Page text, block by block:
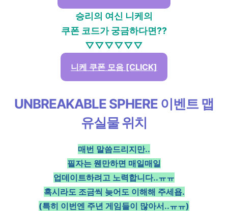
승리의 여신 니케의
쿠폰 코드가 궁금하다면??
▽▽▽▽▽▽
니케 쿠폰 모음 [CLICK]
UNBREAKABLE SPHERE 이벤트 맵
유실물 위치
매번 말씀드리지만..
필자는 웬만하면 매일매일
업데이트하려고 노력합니다..ㅠㅠ
혹시라도 조금씩 늦어도 이해해 주세욥.
(특히 이번엔 주년 게임들이 많아서..ㅠㅠ)